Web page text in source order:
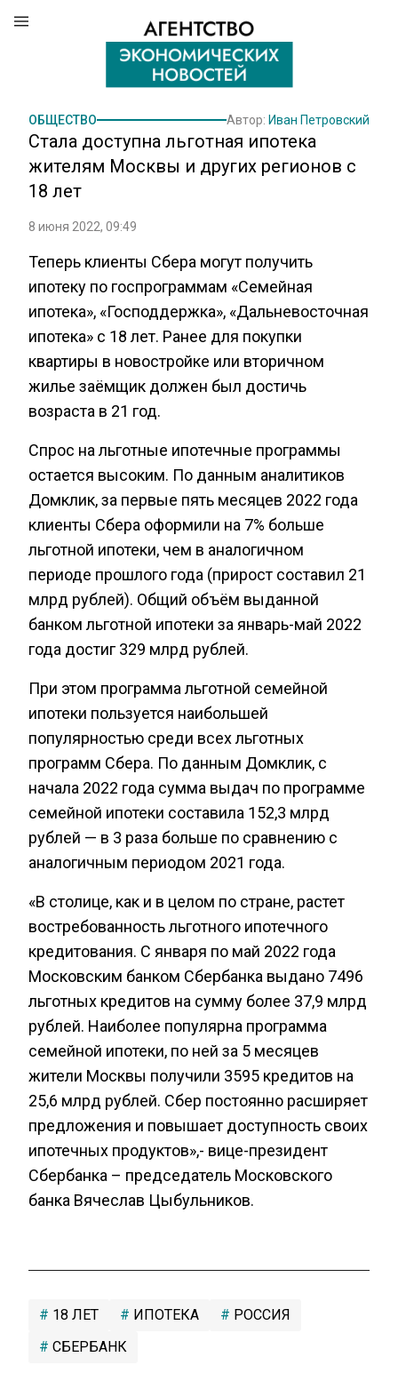
ОБЩЕСТВО Автор: Иван Петровский
Стала доступна льготная ипотека
жителям Москвы и других регионов с
18 лет
8 июня 2022, 09:49
Теперь клиенты Сбера могут получить
ипотеку по госпрограммам «Семейная
ипотека», «Господдержка», «Дальневосточная
ипотека» c 18 лет. Ранее для покупки
квартиры в новостройке или вторичном
жилье заёмщик должен был достичь
возраста в 21 год.
Спрос на льготные ипотечные программы
остается высоким. По данным аналитиков
Домклик, за первые пять месяцев 2022 года
клиенты Сбера оформили на 7% больше
льготной ипотеки, чем в аналогичном
периоде прошлого года (прирост составил 21
млрд рублей). Общий объём выданной
банком льготной ипотеки за январь-май 2022
года достиг 329 млрд рублей.
При этом программа льготной семейной
ипотеки пользуется наибольшей
популярностью среди всех льготных
программ Сбера. По данным Домклик, с
начала 2022 года сумма выдач по программе
семейной ипотеки составила 152,3 млрд
рублей — в 3 раза больше по сравнению с
аналогичным периодом 2021 года.
«В столице, как и в целом по стране, растет
востребованность льготного ипотечного
кредитования. С января по май 2022 года
Московским банком Сбербанка выдано 7496
льготных кредитов на сумму более 37,9 млрд
рублей. Наиболее популярна программа
семейной ипотеки, по ней за 5 месяцев
жители Москвы получили 3595 кредитов на
25,6 млрд рублей. Сбер постоянно расширяет
предложения и повышает доступность своих
ипотечных продуктов»,- вице-президент
Сбербанка – председатель Московского
банка Вячеслав Цыбульников.
18 ЛЕТ ИПОТЕКА
РОССИЯ
СБЕРБАНК